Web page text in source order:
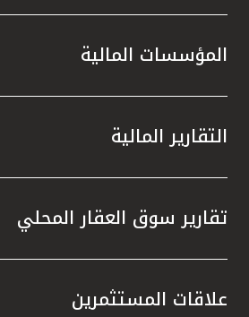
المؤسسات المالية
التقارير المالية
تقارير سوق العقار المحلي
علاقات المستثمرين